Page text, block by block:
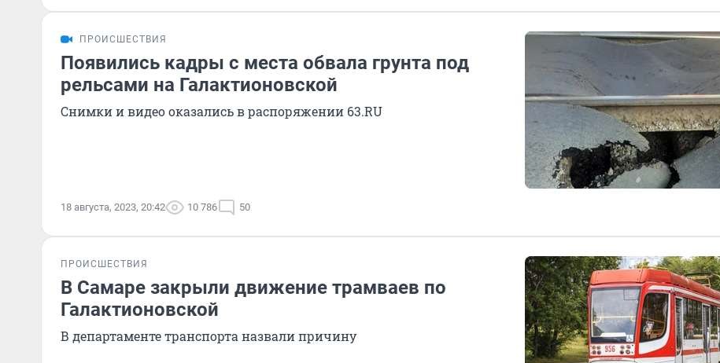
ПРОИСШЕСТВИЯ
Появились кадры с места обвала грунта под
рельсами на Галактионовской
Снимки и видео оказались в распоряжении 63.RU
18 августа, 2023, 20:42 10 786 50
ПРОИСШЕСТВИЯ
В Самаре закрыли движение трамваев по
Галактионовской
В департаменте транспорта назвали причину